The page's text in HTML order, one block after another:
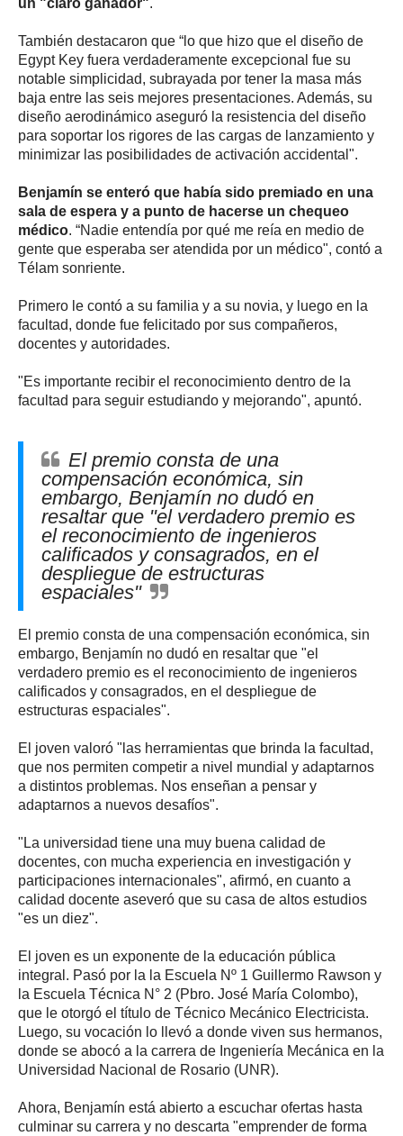
También destacaron que “lo que hizo que el diseño de
Egypt Key fuera verdaderamente excepcional fue su
notable simplicidad, subrayada por tener la masa más
baja entre las seis mejores presentaciones. Además, su
diseño aerodinámico aseguró la resistencia del diseño
para soportar los rigores de las cargas de lanzamiento y
minimizar las posibilidades de activación accidental".
Benjamín se enteró que había sido premiado en una
sala de espera y a punto de hacerse un chequeo
médico. “Nadie entendía por qué me reía en medio de
gente que esperaba ser atendida por un médico", contó a
Télam sonriente.
Primero le contó a su familia y a su novia, y luego en la
facultad, donde fue felicitado por sus compañeros,
docentes y autoridades.
"Es importante recibir el reconocimiento dentro de la
facultad para seguir estudiando y mejorando", apuntó.
El premio consta de una
compensación económica, sin
embargo, Benjamín no dudó en
resaltar que "el verdadero premio es
el reconocimiento de ingenieros
calificados y consagrados, en el
despliegue de estructuras
espaciales"
El premio consta de una compensación económica, sin
embargo, Benjamín no dudó en resaltar que "el
verdadero premio es el reconocimiento de ingenieros
calificados y consagrados, en el despliegue de
estructuras espaciales".
El joven valoró "las herramientas que brinda la facultad,
que nos permiten competir a nivel mundial y adaptarnos
a distintos problemas. Nos enseñan a pensar y
adaptarnos a nuevos desafíos".
"La universidad tiene una muy buena calidad de
docentes, con mucha experiencia en investigación y
participaciones internacionales", afirmó, en cuanto a
calidad docente aseveró que su casa de altos estudios
"es un diez".
El joven es un exponente de la educación pública
integral. Pasó por la la Escuela Nº 1 Guillermo Rawson y
la Escuela Técnica N° 2 (Pbro. José María Colombo),
que le otorgó el título de Técnico Mecánico Electricista.
Luego, su vocación lo llevó a donde viven sus hermanos,
donde se abocó a la carrera de Ingeniería Mecánica en la
Universidad Nacional de Rosario (UNR).
Ahora, Benjamín está abierto a escuchar ofertas hasta
culminar su carrera y no descarta "emprender de forma